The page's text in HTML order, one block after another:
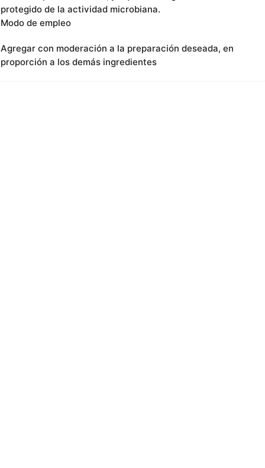
protegido de la actividad microbiana.
Modo de empleo
Agregar con moderación a la preparación deseada, en
proporción a los demás ingredientes